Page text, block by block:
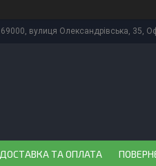
69000, вулиця Олександрівська, 35,
ДОСТАВКА ТА ОПЛАТА